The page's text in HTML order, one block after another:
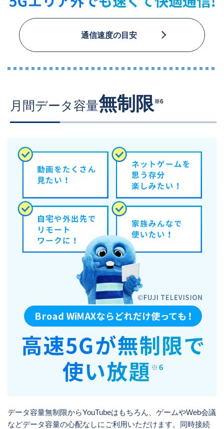
通信速度の目安
月間データ容量無制限※6
データ容量無制限からYouTubeはもちろん、ゲームやWeb会議
などデータ容量の心配なしにご利用いただけます。同時接続